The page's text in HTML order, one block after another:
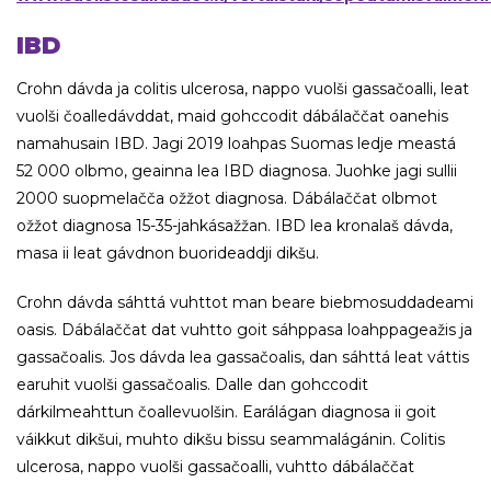
IBD
Crohn dávda ja colitis ulcerosa, nappo vuolši gassačoalli, leat
vuolši čoalledávddat, maid gohccodit dábálaččat oanehis
namahusain IBD. Jagi 2019 loahpas Suomas ledje meastá
52 000 olbmo, geainna lea IBD diagnosa. Juohke jagi sullii
2000 suopmelačča ožžot diagnosa. Dábálaččat olbmot
ožžot diagnosa 15-35-jahkásažžan. IBD lea kronalaš dávda,
masa ii leat gávdnon buorideaddji dikšu.
Crohn dávda sáhttá vuhttot man beare biebmosuddadeami
oasis. Dábálaččat dat vuhtto goit sáhppasa loahppageažis ja
gassačoalis. Jos dávda lea gassačoalis, dan sáhttá leat váttis
earuhit vuolši gassačoalis. Dalle dan gohccodit
dárkilmeahttun čoallevuolšin. Earálágan diagnosa ii goit
váikkut dikšui, muhto dikšu bissu seammalágánin. Colitis
ulcerosa, nappo vuolši gassačoalli, vuhtto dábálaččat